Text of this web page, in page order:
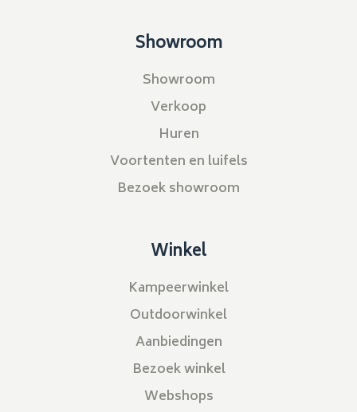
Showroom
Showroom
Verkoop
Huren
Voortenten en luifels
Bezoek showroom
Winkel
Kampeerwinkel
Outdoorwinkel
Aanbiedingen
Bezoek winkel
Webshops